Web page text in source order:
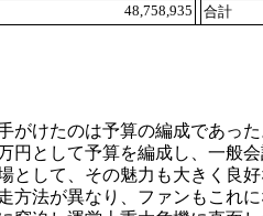
48,758,935 合計
けたのは予算の編成であっ
円として予算を編成し、一般
して、その魅力も大きく良
方法が異なり、ファンもこれ